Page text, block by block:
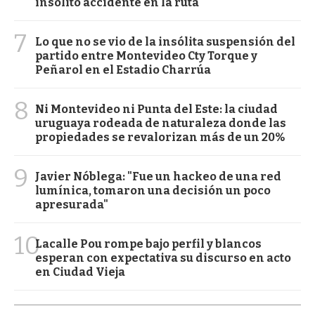
7
Lo que no se vio de la insólita suspensión del
partido entre Montevideo Cty Torque y
Peñarol en el Estadio Charrúa
8
Ni Montevideo ni Punta del Este: la ciudad
uruguaya rodeada de naturaleza donde las
propiedades se revalorizan más de un 20%
9
Javier Nóblega: "Fue un hackeo de una red
lumínica, tomaron una decisión un poco
apresurada"
10Lacalle Pou rompe bajo perfil y blancos
esperan con expectativa su discurso en acto
en Ciudad Vieja